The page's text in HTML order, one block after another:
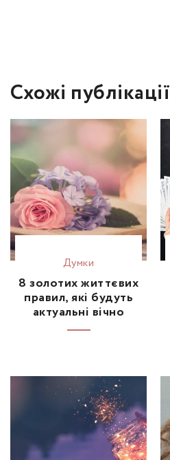
Схожі публікації
Думки
8 золотих життєвих
правил, які будуть
актуальні вічно